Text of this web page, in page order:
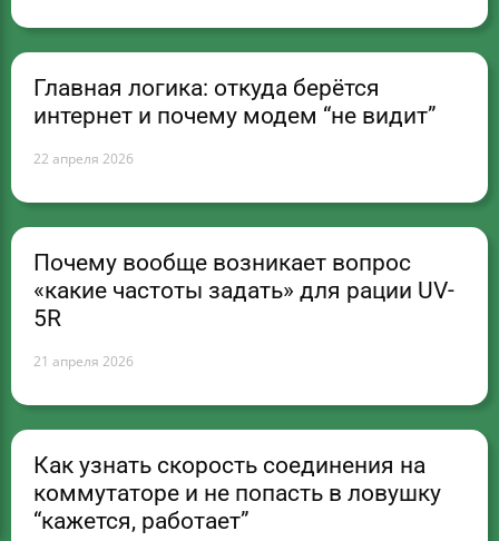
Главная логика: откуда берётся
интернет и почему модем “не видит”
22 апреля 2026
Почему вообще возникает вопрос
«какие частоты задать» для рации UV-
5R
21 апреля 2026
Как узнать скорость соединения на
коммутаторе и не попасть в ловушку
“кажется, работает”